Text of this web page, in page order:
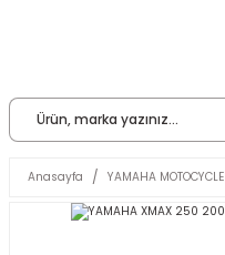
Anasayfa YAMAHA MOTOCYCLE